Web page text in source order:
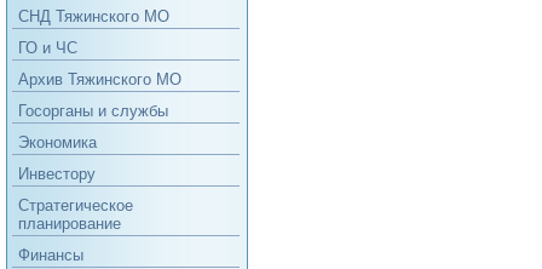
СНД Тяжинского МО
ГО и ЧС
Архив Тяжинского МО
Госорганы и службы
Экономика
Инвестору
Стратегическое
планирование
Финансы